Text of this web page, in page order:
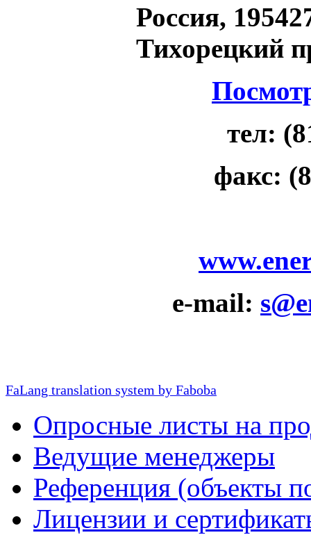
Россия,
Тихорецкий
тел:
факс:
e-mail:
FaLang translation system by Faboba
Опросные листы на
Ведущие менеджеры
Референция (объекты
Лицензии и